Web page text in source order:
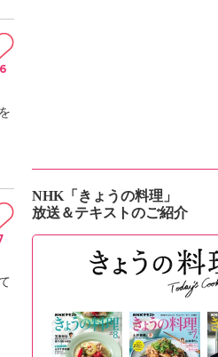
NHK「きょうの料理」
放送＆テキストのご紹介